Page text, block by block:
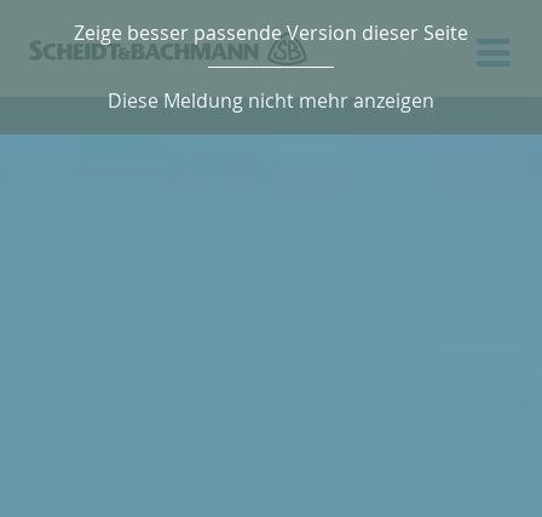
Zeige besser passende Version dieser Seite
Diese Meldung nicht mehr anzeigen